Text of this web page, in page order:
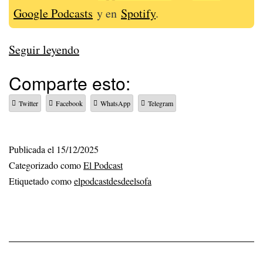
Google Podcasts y en Spotify.
Seguir leyendo335
#LaCopaMola
Comparte esto:
Twitter Facebook WhatsApp Telegram
Publicada el 15/12/2025
Categorizado comoEl Podcast
Etiquetado comoelpodcastdesdeelsofa